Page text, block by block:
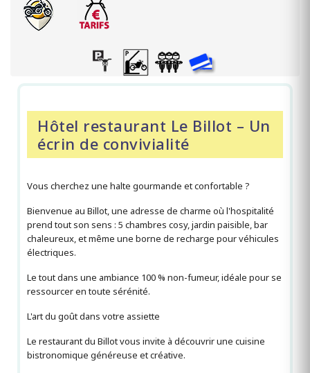
Hôtel restaurant Le Billot – Un
écrin de convivialité
Vous cherchez une halte gourmande et confortable ?
Bienvenue au Billot, une adresse de charme où l'hospitalité
prend tout son sens : 5 chambres cosy, jardin paisible, bar
chaleureux, et même une borne de recharge pour véhicules
électriques.
Le tout dans une ambiance 100 % non-fumeur, idéale pour se
ressourcer en toute sérénité.
L'art du goût dans votre assiette
Le restaurant du Billot vous invite à découvrir une cuisine
bistronomique généreuse et créative.